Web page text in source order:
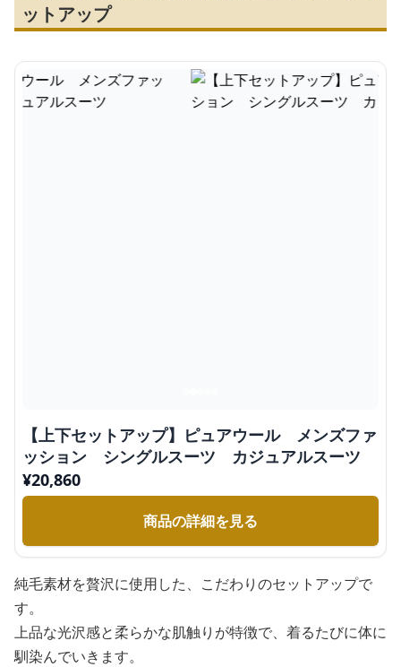
ットアップ
【上下セットアップ】ピュアウール メンズファ
ッション シングルスーツ カジュアルスーツ
¥20,860
商品の詳細を見る
純毛素材を贅沢に使用した、こだわりのセットアップで
す。
上品な光沢感と柔らかな肌触りが特徴で、着るたびに体に
馴染んでいきます。